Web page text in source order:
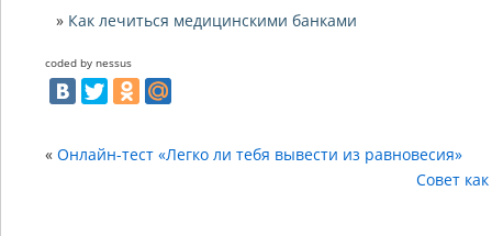
Как лечиться медицинскими банками
coded by nessus
« Онлайн-тест «Легко ли тебя вывести из равновесия»
Совет